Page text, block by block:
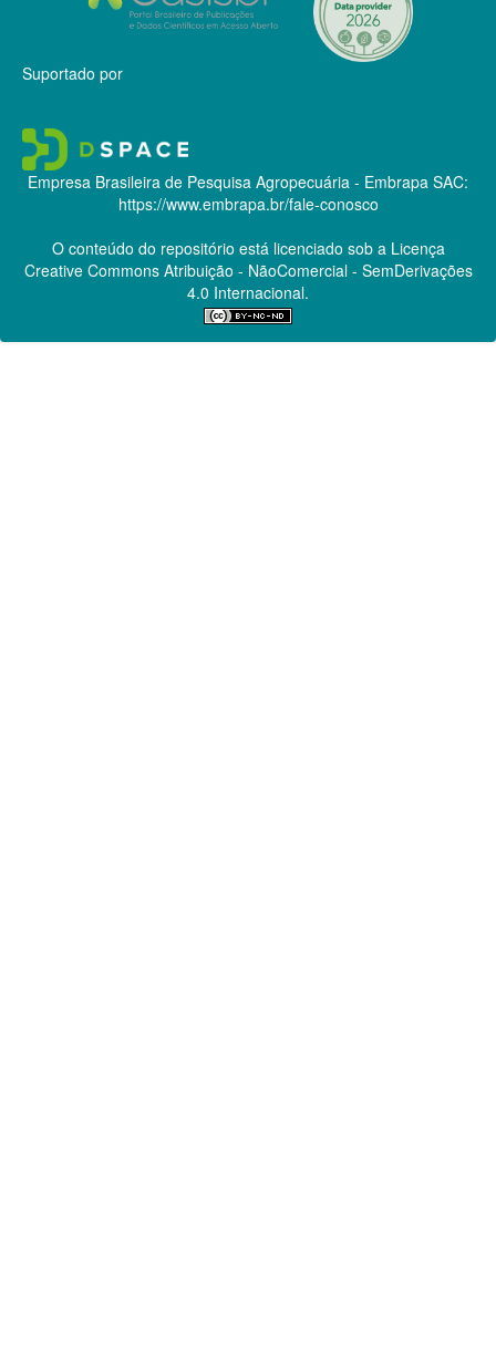
Suportado por
Empresa Brasileira de Pesquisa Agropecuária - Embrapa SAC:
https://www.embrapa.br/fale-conosco
O conteúdo do repositório está licenciado sob a Licença
Creative CommonsAtribuição - NãoComercial - SemDerivações
4.0 Internacional.